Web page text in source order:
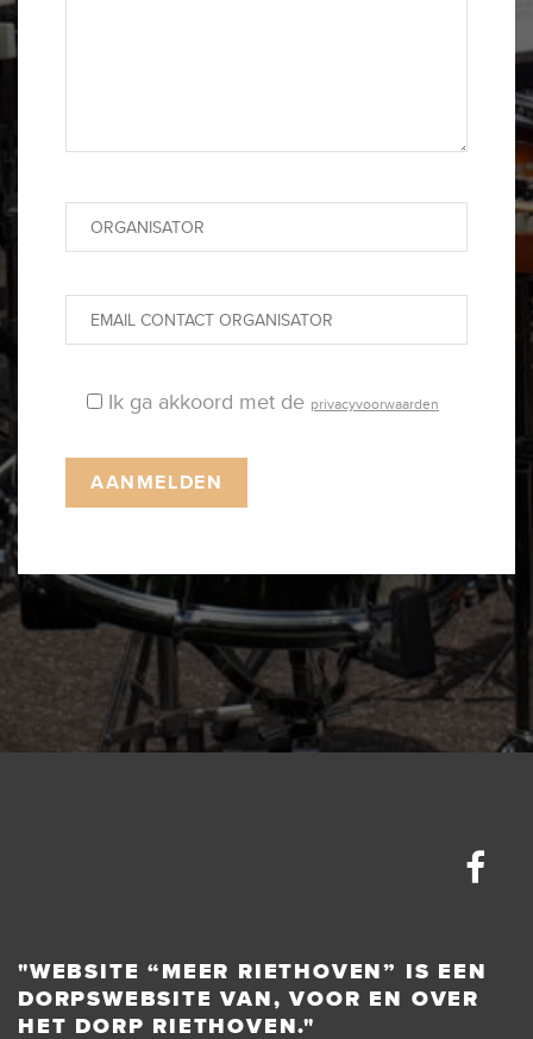
Ik ga akkoord met de privacyvoorwaarden
"WEBSITE “MEER RIETHOVEN” IS EEN
DORPSWEBSITE VAN, VOOR EN OVER
HET DORP RIETHOVEN."